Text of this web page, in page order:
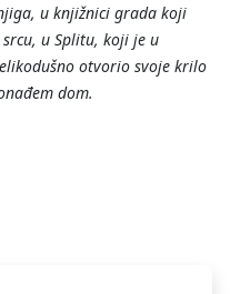
u knjižnici grada koji
u Splitu, koji je u
otvorio svoje krilo
dom.